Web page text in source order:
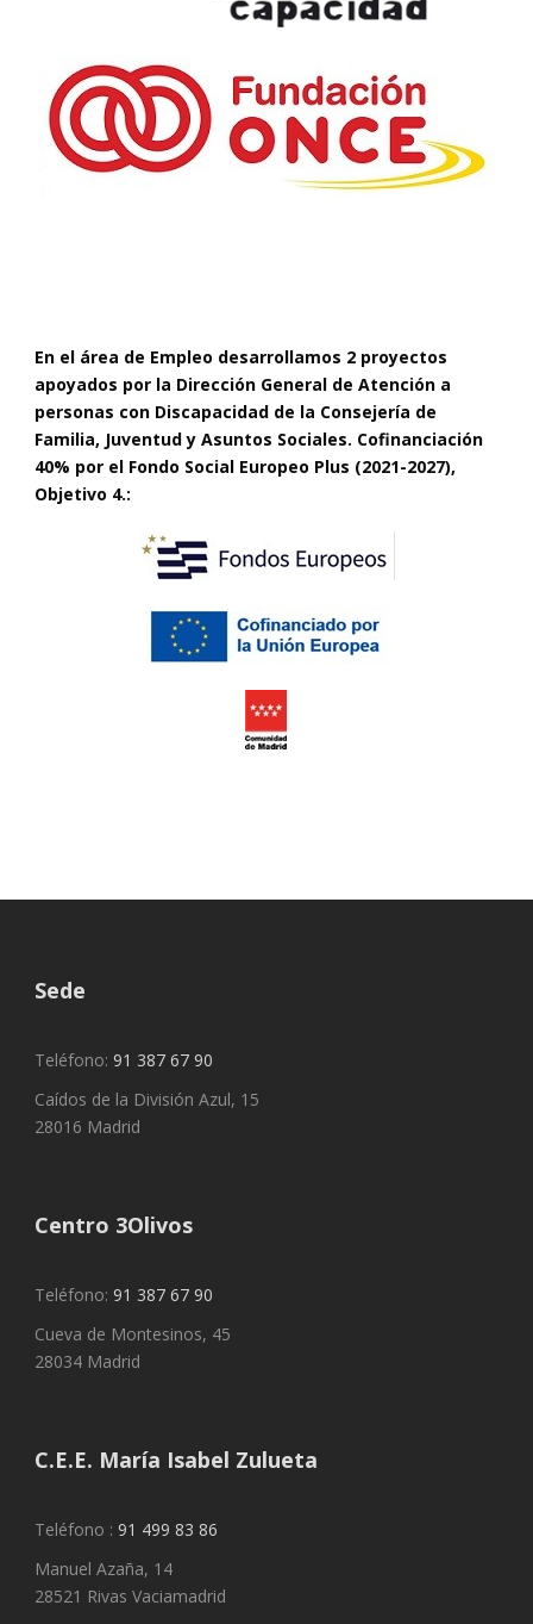
En el área de Empleo desarrollamos 2 proyectos
apoyados por la Dirección General de Atención a
personas con Discapacidad de la Consejería de
Familia, Juventud y Asuntos Sociales. Cofinanciación
40% por el Fondo Social Europeo Plus (2021-2027),
Objetivo 4.:
Sede
Teléfono: 91 387 67 90
Caídos de la División Azul, 15
28016 Madrid
Centro 3Olivos
Teléfono: 91 387 67 90
Cueva de Montesinos, 45
28034 Madrid
C.E.E. María Isabel Zulueta
Teléfono : 91 499 83 86
Manuel Azaña, 14
28521 Rivas Vaciamadrid